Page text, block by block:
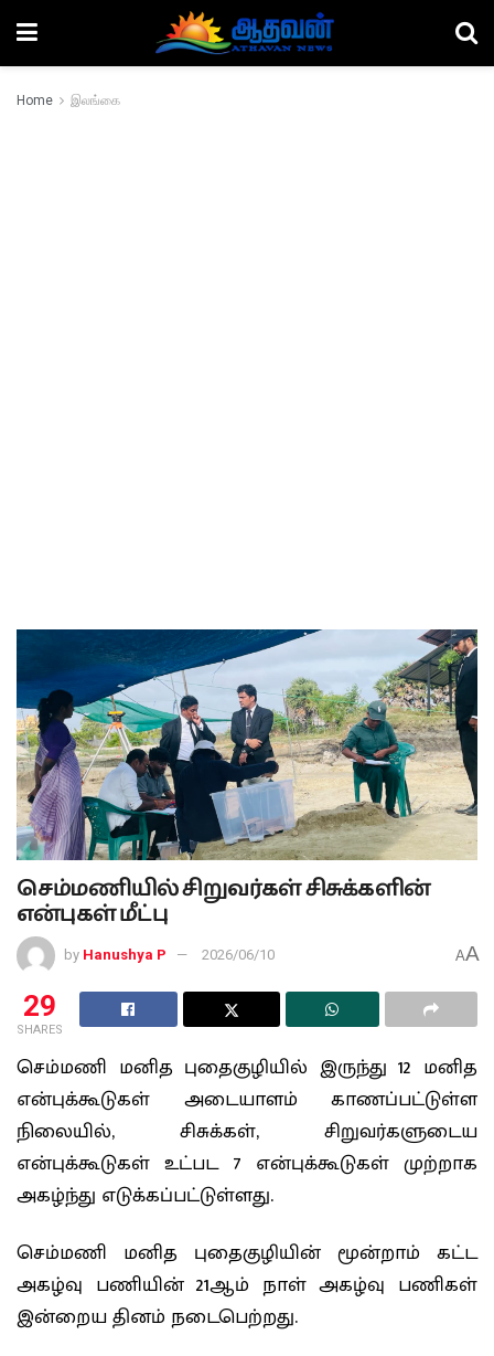
Home இலங்கை
செம்மணியில் சிறுவர்கள் சிசுக்களின்
என்புகள் மீட்பு
by Hanushya P 2026/06/10 AA
29
SHARES
செம்மணி மனித புதைகுழியில் இருந்து 12 மனித
என்புக்கூடுகள் அடையாளம் காணப்பட்டுள்ள
நிலையில், சிசுக்கள், சிறுவர்களுடைய
என்புக்கூடுகள் உட்பட 7 என்புக்கூடுகள் முற்றாக
அகழ்ந்து எடுக்கப்பட்டுள்ளது.
செம்மணி மனித புதைகுழியின் மூன்றாம் கட்ட
அகழ்வு பணியின் 21ஆம் நாள் அகழ்வு பணிகள்
இன்றைய தினம் நடைபெற்றது.